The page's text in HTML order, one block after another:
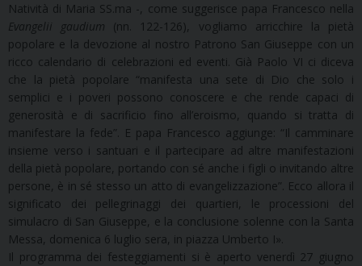
Natività di Maria SS.ma -, come suggerisce papa Francesco nella
Evangelii gaudium (nn. 122-126), vogliamo arricchire la pietà
popolare e la devozione al nostro Patrono San Giuseppe con un
ricco calendario di celebrazioni ed eventi. Già Paolo VI ci diceva
che la pietà popolare “manifesta una sete di Dio che solo i
semplici e i poveri possono conoscere e che rende capaci di
generosità e di sacrificio fino all’eroismo, quando si tratta di
manifestare la fede”. E papa Francesco aggiunge: “Il camminare
insieme verso i santuari e il partecipare ad altre manifestazioni
della pietà popolare, portando con sé anche i figli o invitando altre
persone, è in sé stesso un atto di evangelizzazione”. Ecco allora il
significato dei pellegrinaggi dei quartieri, le processioni del
simulacro di San Giuseppe, e la conclusione solenne con la Santa
Messa, domenica 6 luglio sera, in piazza Umberto I».
Il programma dei festeggiamenti si è aperto venerdì 27 giugno